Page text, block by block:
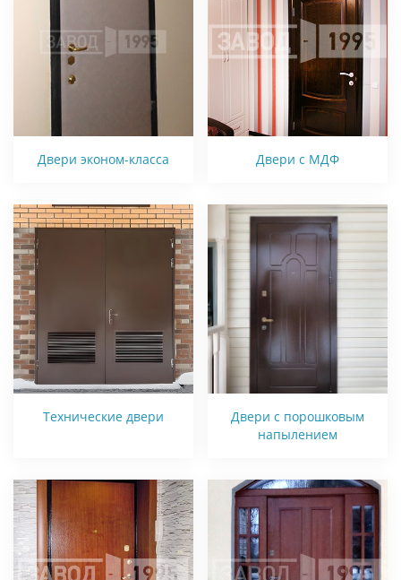
Двери эконом-класса Двери с МДФ
Технические двери
Двери с порошковым
напылением